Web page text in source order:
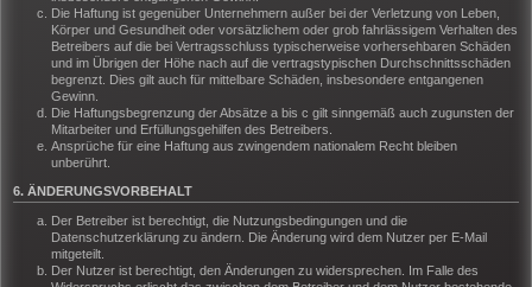
Die Haftung ist gegenüber Unternehmern außer bei der Verletzung von Leben,
Körper und Gesundheit oder vorsätzlichem oder grob fahrlässigem Verhalten des
Betreibers auf die bei Vertragsschluss typischerweise vorhersehbaren Schäden
und im Übrigen der Höhe nach auf die vertragstypischen Durchschnittsschäden
begrenzt. Dies gilt auch für mittelbare Schäden, insbesondere entgangenen
Gewinn.
Die Haftungsbegrenzung der Absätze a bis c gilt sinngemäß auch zugunsten der
Mitarbeiter und Erfüllungsgehilfen des Betreibers.
Ansprüche für eine Haftung aus zwingendem nationalem Recht bleiben
unberührt.
6. ÄNDERUNGSVORBEHALT
Der Betreiber ist berechtigt, die Nutzungsbedingungen und die
Datenschutzerklärung zu ändern. Die Änderung wird dem Nutzer per E-Mail
mitgeteilt.
Der Nutzer ist berechtigt, den Änderungen zu widersprechen. Im Falle des